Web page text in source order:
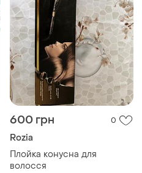
600 грн 0
Rozia
Плойка конусна для
волосся